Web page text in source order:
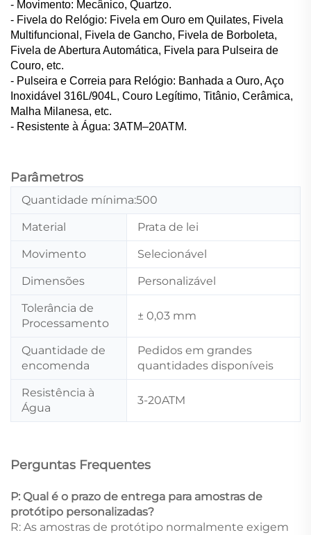
- Movimento: Mecânico, Quartzo.
- Fivela do Relógio: Fivela em Ouro em Quilates, Fivela
Multifuncional, Fivela de Gancho, Fivela de Borboleta,
Fivela de Abertura Automática, Fivela para Pulseira de
Couro, etc.
- Pulseira e Correia para Relógio: Banhada a Ouro, Aço
Inoxidável 316L/904L, Couro Legítimo, Titânio, Cerâmica,
Malha Milanesa, etc.
- Resistente à Água: 3ATM–20ATM.
Parâmetros
Quantidade mínima:500
Material Prata de lei
Movimento Selecionável
Dimensões Personalizável
Tolerância de
Processamento
± 0,03 mm
Quantidade de
encomenda
Pedidos em grandes
quantidades disponíveis
Resistência à
Água
3-20ATM
Perguntas Frequentes
P: Qual é o prazo de entrega para amostras de
protótipo personalizadas?
R: As amostras de protótipo normalmente exigem